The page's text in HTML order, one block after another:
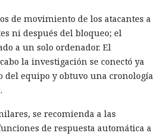
de movimiento de los atacantes a
ni después del bloqueo; el
a un solo ordenador. El
la investigación se conectó ya
del equipo y obtuvo una cronología
se recomienda a las
de respuesta automática a